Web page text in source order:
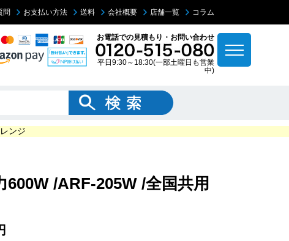
問 お支払い方法 送料 会社概要 店舗一覧 コラム
お電話での見積もり・お問い合わせ
平日9:30～18:30(一部土曜日も営業
中)
ンジ
/ARF-205W /全国共用